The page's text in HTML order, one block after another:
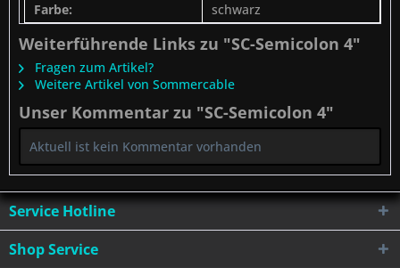
Farbe: schwarz
Weiterführende Links zu "SC-Semicolon 4"
Fragen zum Artikel?
Weitere Artikel von Sommercable
Unser Kommentar zu "SC-Semicolon 4"
Aktuell ist kein Kommentar vorhanden
Service Hotline
Shop Service